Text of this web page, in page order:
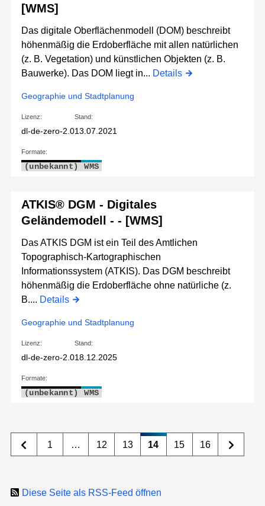
[WMS]
Das digitale Oberflächenmodell (DOM) beschreibt
höhenmäßig die Erdoberfläche mit allen natürlichen
(z. B. Vegetation) und künstlichen Objekten (z. B.
Bauwerke). Das DOM liegt in... Details
Geographie und Stadtplanung
Lizenz:
dl-de-zero-2.0
Stand:
13.07.2021
Formate:
(unbekannt) WMS
ATKIS® DGM - Digitales
Geländemodell - - [WMS]
Das ATKIS DGM ist ein Teil des Amtlichen
Topographisch-Kartographischen
Informationssystem (ATKIS). Das DGM beschreibt
höhenmäßig die Erdoberfläche ohne natürliche (z.
B.... Details
Geographie und Stadtplanung
Lizenz:
dl-de-zero-2.0
Stand:
18.12.2025
Formate:
(unbekannt) WMS
1 … 12 13 14 15 16
Diese Seite als RSS-Feed öffnen